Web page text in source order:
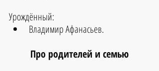
Урождённый:
Владимир Афанасьев.
Про родителей и семью